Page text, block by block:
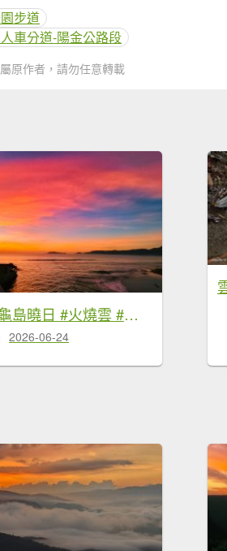
步道
車分道-陽金公路段
原作者，請勿任意轉載
#金山八景 #龜島曉日 #火燒雲 #竹峰吐霧 #漁人碼頭 #夕陽 7/2 & 6/24
2026-06-24